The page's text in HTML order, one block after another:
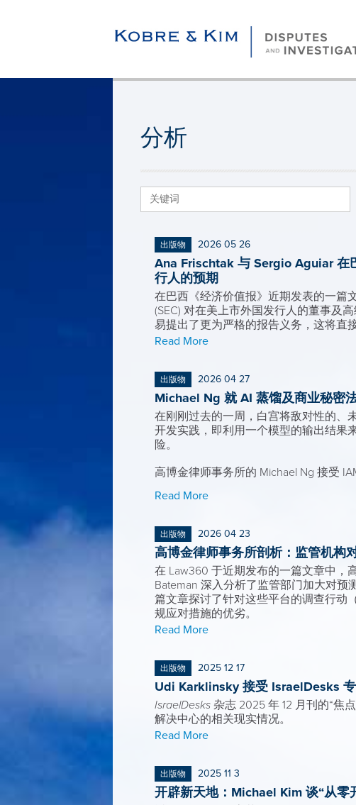
分析
出版物 2026 05 26
Ana Frischtak 与 Sergio Aguiar 在
行人的预期
在巴西《经济价值报》近期发表的一篇
(SEC) 对在美上市外国发行人的董事及
易提出了更为严格的报告义务，这将直
Read More
出版物 2026 04 27
Michael Ng 就 AI 蒸馏及商业秘密
在刚刚过去的一周，白宫将敌对性的、
开发实践，即利用一个模型的输出结果
险。
高博金律师事务所的 Michael Ng 接受
Read More
出版物 2026 04 23
高博金律师事务所剖析：监管机构
在 Law360 于近期发布的一篇文章中，
Bateman 深入分析了监管部门加大对
篇文章探讨了针对这些平台的调查行动
规应对措施的优劣。
Read More
出版物 2025 12 17
Udi Karklinsky 接受 IsraelDesks
IsraelDesks杂志 2025 年 12 月刊的“焦
解决中心的相关现实情况。
Read More
出版物 2025 11 3
开辟新天地：Michael Kim 谈“从零